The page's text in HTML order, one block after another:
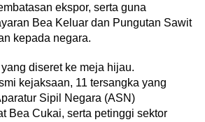
ekspor, serta guna
Bea Keluar dan Pungutan Sawit
kepada negara.
diseret ke meja hijau.
kejaksaan, 11 tersangka yang
Sipil Negara (ASN)
Bea Cukai, serta petinggi sektor